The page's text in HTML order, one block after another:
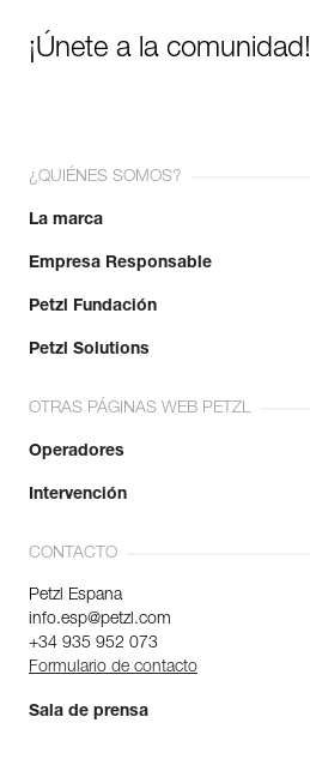
¡Únete a la comunidad!
¿QUIÉNES SOMOS?
La marca
Empresa Responsable
Petzl Fundación
Petzl Solutions
OTRAS PÁGINAS WEB PETZL
Operadores
Intervención
CONTACTO
Petzl Espana
info.esp@petzl.com
+34 935 952 073
Formulario de contacto
Sala de prensa